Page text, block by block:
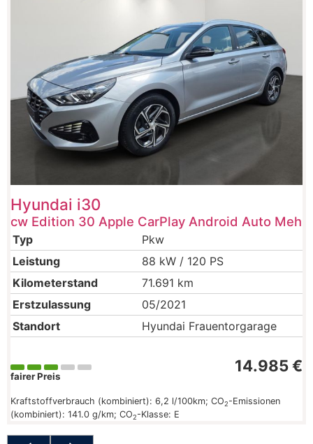
Hyundai i30
cw Edition 30 Apple CarPlay Android Auto Meh
Typ
Pkw
Leistung
88 kW / 120 PS
Kilometerstand
71.691 km
Erstzulassung
05/2021
Standort
Hyundai Frauentorgarage
14.985 €
fairer Preis
Kraftstoffverbrauch (kombiniert): 6,2 l/100km; CO2-Emissionen
(kombiniert): 141.0 g/km; CO2-Klasse: E